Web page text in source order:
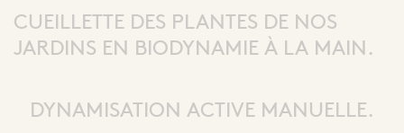
CUEILLETTE DES PLANTES DE NOS
JARDINS EN BIODYNAMIE À LA MAIN.
DYNAMISATION ACTIVE MANUELLE.